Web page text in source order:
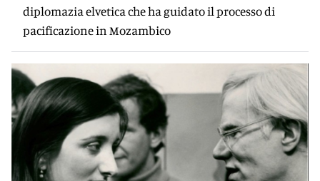
diplomazia elvetica che ha guidato il processo di
pacificazione in Mozambico